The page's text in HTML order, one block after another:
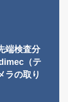
端検査分
（テ
ラの取り